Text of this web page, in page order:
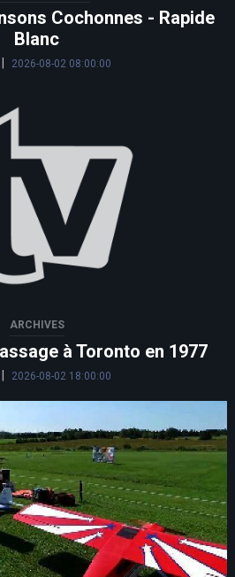
Cochonnes - Rapide
Blanc
2026-08-02 08:00:00
ARCHIVES
à Toronto en 1977
2026-08-02 18:00:00